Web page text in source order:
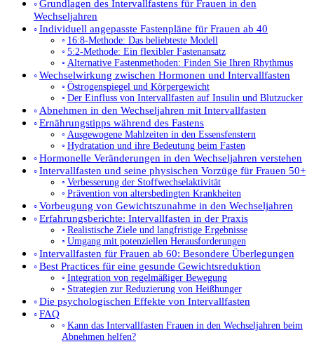
Grundlagen des Intervallfastens für Frauen in den
Wechseljahren
Individuell angepasste Fastenpläne für Frauen ab 40
16:8-Methode: Das beliebteste Modell
5:2-Methode: Ein flexibler Fastenansatz
Alternative Fastenmethoden: Finden Sie Ihren Rhythmus
Wechselwirkung zwischen Hormonen und Intervallfasten
Östrogenspiegel und Körpergewicht
Der Einfluss von Intervallfasten auf Insulin und Blutzucker
Abnehmen in den Wechseljahren mit Intervallfasten
Ernährungstipps während des Fastens
Ausgewogene Mahlzeiten in den Essensfenstern
Hydratation und ihre Bedeutung beim Fasten
Hormonelle Veränderungen in den Wechseljahren verstehen
Intervallfasten und seine physischen Vorzüge für Frauen 50+
Verbesserung der Stoffwechselaktivität
Prävention von altersbedingten Krankheiten
Vorbeugung von Gewichtszunahme in den Wechseljahren
Erfahrungsberichte: Intervallfasten in der Praxis
Realistische Ziele und langfristige Ergebnisse
Umgang mit potenziellen Herausforderungen
Intervallfasten für Frauen ab 60: Besondere Überlegungen
Best Practices für eine gesunde Gewichtsreduktion
Integration von regelmäßiger Bewegung
Strategien zur Reduzierung von Heißhunger
Die psychologischen Effekte von Intervallfasten
FAQ
Kann das Intervallfasten Frauen in den Wechseljahren beim
Abnehmen helfen?